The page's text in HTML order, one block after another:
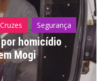
Segurança
identificar
das Cruzes